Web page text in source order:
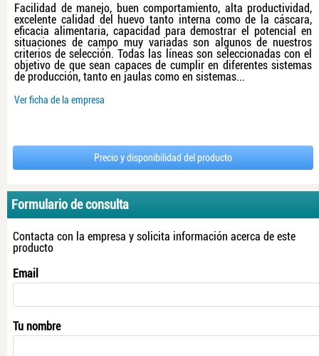
Facilidad de manejo, buen comportamiento, alta productividad,
excelente calidad del huevo tanto interna como de la cáscara,
eficacia alimentaria, capacidad para demostrar el potencial en
situaciones de campo muy variadas son algunos de nuestros
criterios de selección. Todas las líneas son seleccionadas con el
objetivo de que sean capaces de cumplir en diferentes sistemas
de producción, tanto en jaulas como en sistemas...
Ver ficha de la empresa
Precio y disponibilidad del producto
Formulario de consulta
Contacta con la empresa y solicita información acerca de este
producto
Email
Tu nombre